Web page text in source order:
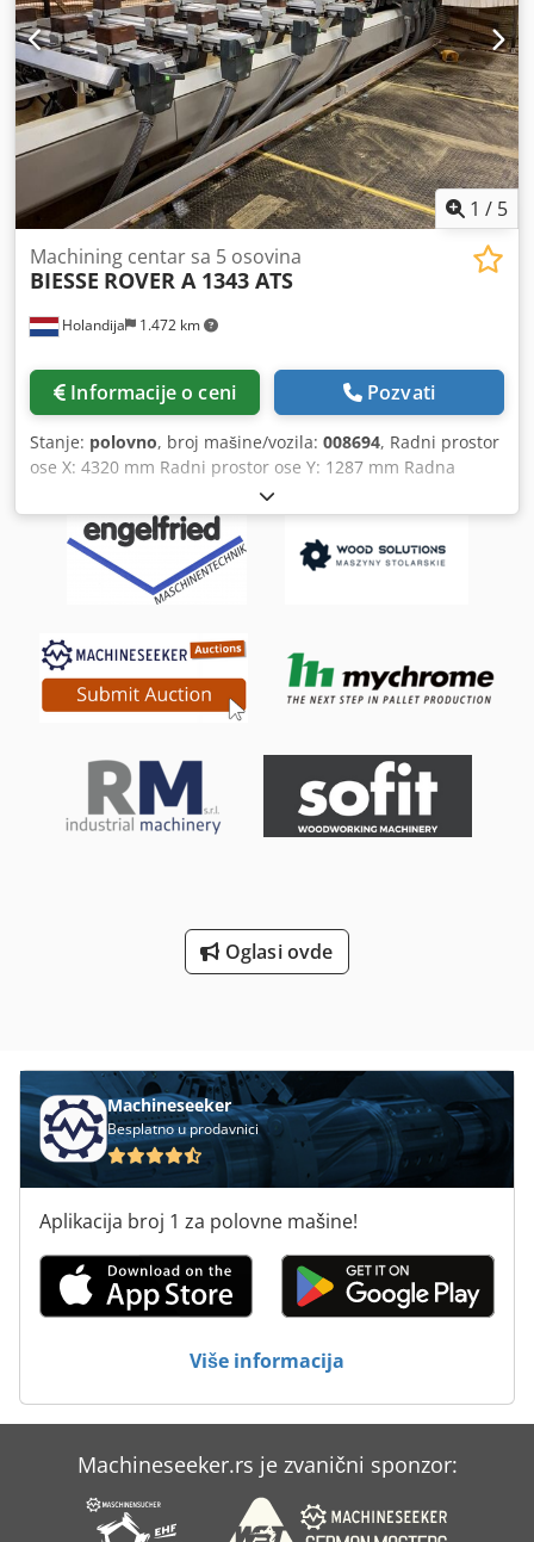
1 / 5
Holandija 1.472 km
Machining centar sa 5 osovina
BIESSE ROVER A 1343 ATS
Informacije o ceni Pozvati
Stanje: polovno, broj mašine/vozila: 008694, Radni prostor
ose X: 4320 mm Radni prostor ose Y: 1287 mm Radna
površina: sa vakuumskim nosačima Snaga glavnog vretena:
11 kW Broj kontrolisanih osa: 5 osa Broj bušnih vretena: 16
Djdpfxozqz Nxe Al Tjkr Broj mesta za alat: 31
Oglasi ovde
Machineseeker
Besplatno u prodavnici
Aplikacija broj 1 za polovne mašine!
Više informacija
Machineseeker.rs je zvanični sponzor: